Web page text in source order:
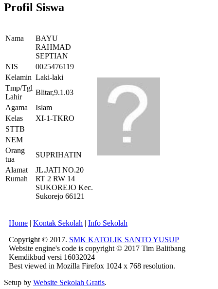
Profil Siswa
Nama
BAYU
RAHMAD
SEPTIAN
NIS
0025476119
Kelamin Laki-laki
Tmp/Tgl
Lahir
Blitar,9.1.03
Agama
Islam
Kelas
XI-1-TKRO
STTB
NEM
Orang
tua
SUPRIHATIN
Alamat
Rumah
JL.JATI NO.20
RT 2 RW 14
SUKOREJO Kec.
Sukorejo 66121
Home | Kontak Sekolah | Info Sekolah
Copyright © 2017. SMK KATOLIK SANTO YUSUP
Website engine's code is copyright © 2017 Tim Balitbang
Kemdikbud versi 16032024
Best viewed in Mozilla Firefox 1024 x 768 resolution.
Setup by Website Sekolah Gratis.